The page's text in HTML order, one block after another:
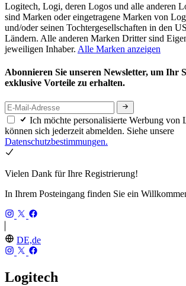
Logitech, Logi, deren Logos und alle anderen
sind Marken oder eingetragene Marken von
und/oder seinen Tochtergesellschaften in den
Ländern. Alle anderen Marken Dritter sind
jeweiligen Inhaber. Alle Marken anzeigen
Abonnieren Sie unseren Newsletter, um Ihr
exklusive Vorteile zu erhalten.
Ich möchte personalisierte Werbung von
können sich jederzeit abmelden. Siehe unsere
Datenschutzbestimmungen.
Vielen Dank für Ihre Registrierung!
In Ihrem Posteingang finden Sie ein
DE,de
Logitech